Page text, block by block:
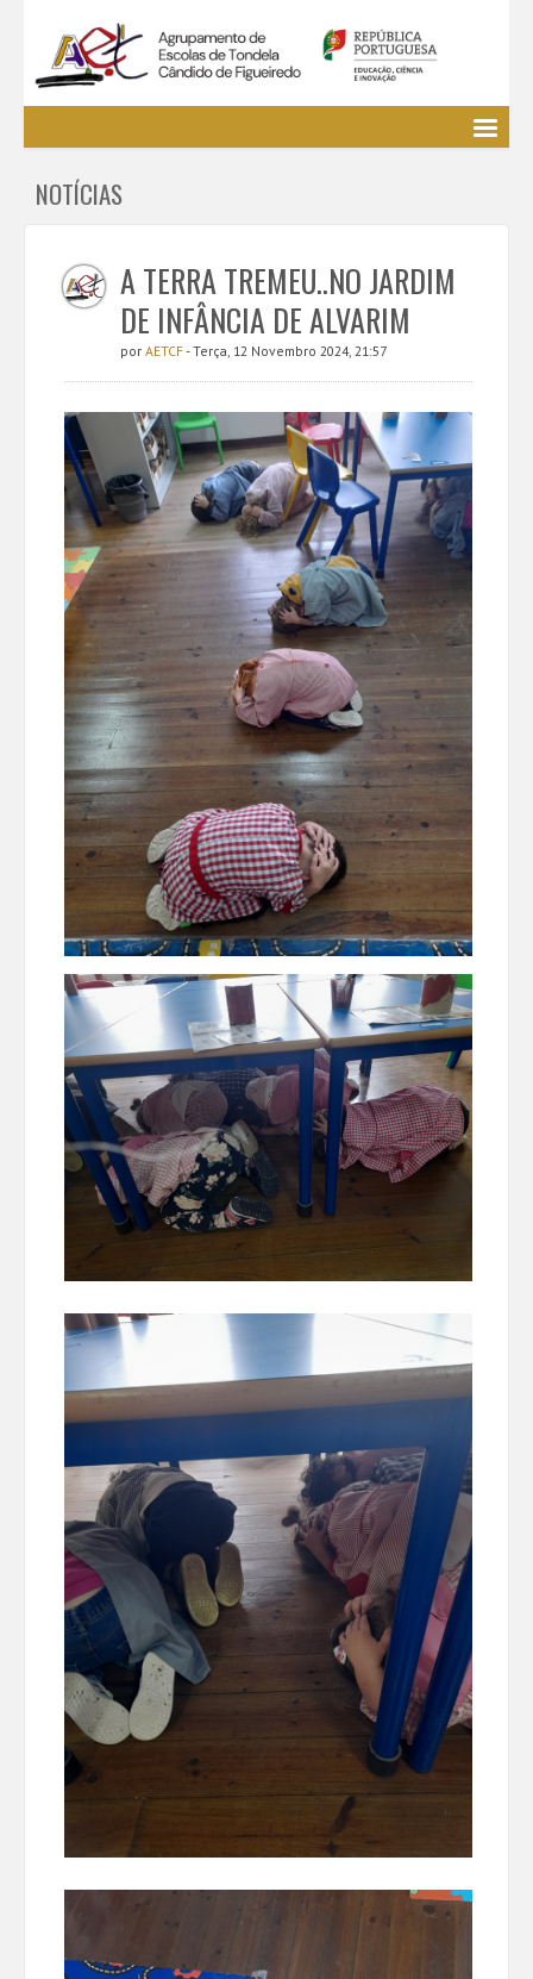
EE / Alunos
Cursos Profissionais
Bibliotecas
Media AETCF
Legislação
Utilizador não identificado. (Entrar)
NOTÍCIAS
A TERRA TREMEU..NO JARDIM
DE INFÂNCIA DE ALVARIM
por AETCF- Terça, 12 Novembro 2024, 21:57